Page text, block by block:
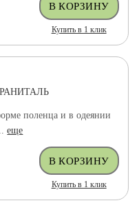
Купить в 1 клик
поленца и в одеянии
еще
Купить в 1 клик